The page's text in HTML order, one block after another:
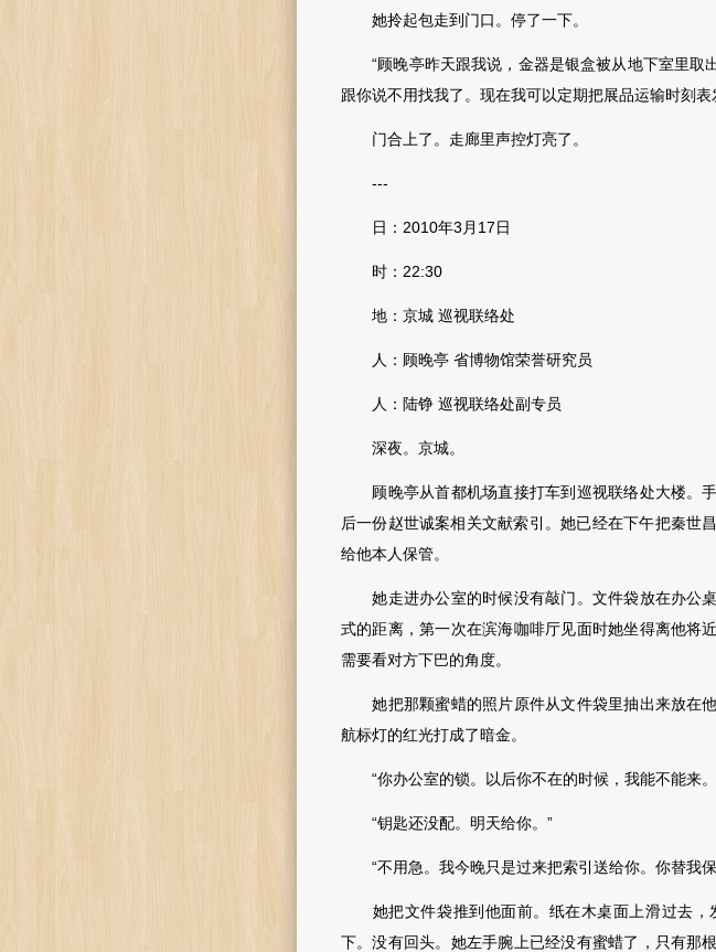
她拎起包走到门口。停了一下。
“顾晚亭昨天跟我说，金器是银盒被从地下室里取
跟你说不用找我了。现在我可以定期把展品运输时刻
门合上了。走廊里声控灯亮了。
---
日：2010年3月17日
时：22:30
地：京城 巡视联络处
人：顾晚亭 省博物馆荣誉研究员
人：陆铮 巡视联络处副专员
深夜。京城。
顾晚亭从首都机场直接打车到巡视联络处大楼。
后一份赵世诚案相关文献索引。她已经在下午把秦世
给他本人保管。
她走进办公室的时候没有敲门。文件袋放在办公桌
式的距离，第一次在滨海咖啡厅见面时她坐得离他将
需要看对方下巴的角度。
她把那颗蜜蜡的照片原件从文件袋里抽出来放在
航标灯的红光打成了暗金。
“你办公室的锁。以后你不在的时候，我能不能来
“钥匙还没配。明天给你。”
“不用急。我今晚只是过来把索引送给你。你替我
她把文件袋推到他面前。纸在木桌面上滑过去，
下。没有回头。她左手腕上已经没有蜜蜡了，只有那